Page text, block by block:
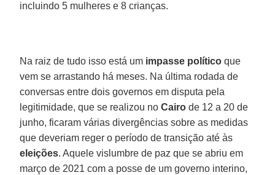
incluindo 5 mulheres e 8 crianças.
Na raiz de tudo isso está um impasse político que
vem se arrastando há meses. Na última rodada de
conversas entre dois governos em disputa pela
legitimidade, que se realizou noCairo de 12 a 20 de
junho, ficaram várias divergências sobre as medidas
que deveriam reger o período de transição até às
eleições. Aquele vislumbre de paz que se abriu em
março de 2021 com a posse de um governo interino,